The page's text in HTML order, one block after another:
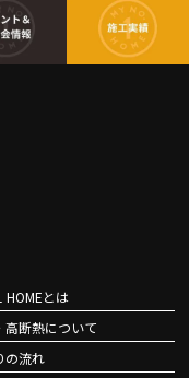
HOMEとは
高断熱について
の流れ